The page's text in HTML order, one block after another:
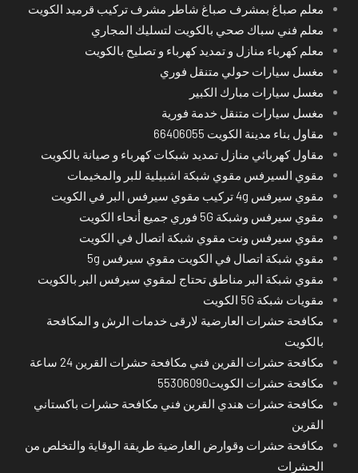
معلم صباغ بمشرف صباغ شاطر مشرف تركيب قرميد الكويت
معلم فني سباك صحي بالكويت لتسليك المجاري
معلم كهرباء منازل و تمديد كهرباء و تصليح بالكويت
مغسل سيارات حولي متنقل فوري
مغسل سيارات مبارك الكبير
مغسل سيارات متنقل خدمة فورية
مقاول بناء مدينة الكويت 66406055
مقاول كهربائي منازل تمديد شبكات كهرباء و صيانة بالكويت
مقوي السيرفس مقوي شبكة اشبيلية للبر والمخيمات
مقوي سيرفس 4g تركيب مقوي سيرفس البر في الكويت
مقوي سيرفس وشبكة 5G فوري جميع أنحاء الكويت
مقوي سيرفس ونت مقوي شبكة اتصال في الكويت
مقوي شبكة اتصال في الكويت مقوي سيرفس 5g
مقوي شبكة البر مناطق تحتاج لمقوي سيرفس البر بالكويت
مقويات شبكة 5G الكويت
مكافحة حشرات العارضية لارقى خدمات الرش و المكافحة
بالكويت
مكافحة حشرات القرين فني مكافحة حشرات القرين 24 ساعة
مكافحة حشرات الكويت55306090
مكافحة حشرات هندي القرين فني مكافحة حشرات باكستاني
القرين
مكافحة حشرات وقوارض العارضية طريقة الوقاية والتخلص من
الحشرات